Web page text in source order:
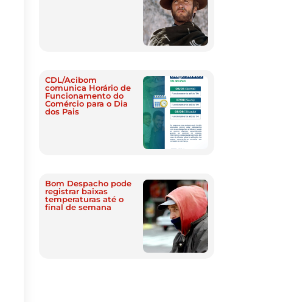
CDL/Acibom
comunica Horário de
Funcionamento do
Comércio para o Dia
dos Pais
Bom Despacho pode
registrar baixas
temperaturas até o
final de semana